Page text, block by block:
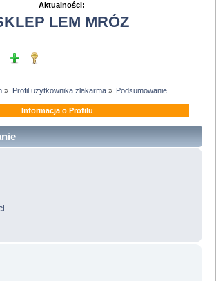
Aktualności:
LEM MRÓZ
» Profil użytkownika zlakarma» Podsumowanie
Informacja o Profilu